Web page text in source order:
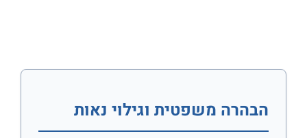
הבהרה משפטית וגילוי נאות